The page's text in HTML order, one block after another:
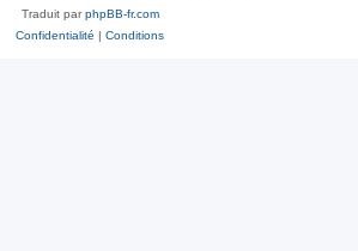
Traduit parphpBB-fr.com
Confidentialité | Conditions